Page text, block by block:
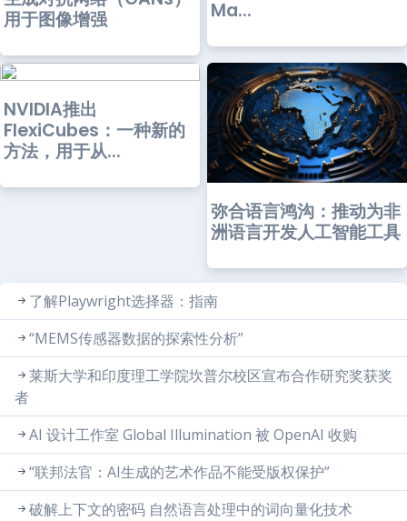
用于图像增强
Ma...
NVIDIA推出
FlexiCubes：一种新的
方法，用于从...
弥合语言鸿沟：推动为非
洲语言开发人工智能工具
了解Playwright选择器：指南
“MEMS传感器数据的探索性分析”
莱斯大学和印度理工学院坎普尔校区宣布合作研究奖获奖
者
AI 设计工作室 Global Illumination 被 OpenAI 收购
“联邦法官：AI生成的艺术作品不能受版权保护”
破解上下文的密码 自然语言处理中的词向量化技术